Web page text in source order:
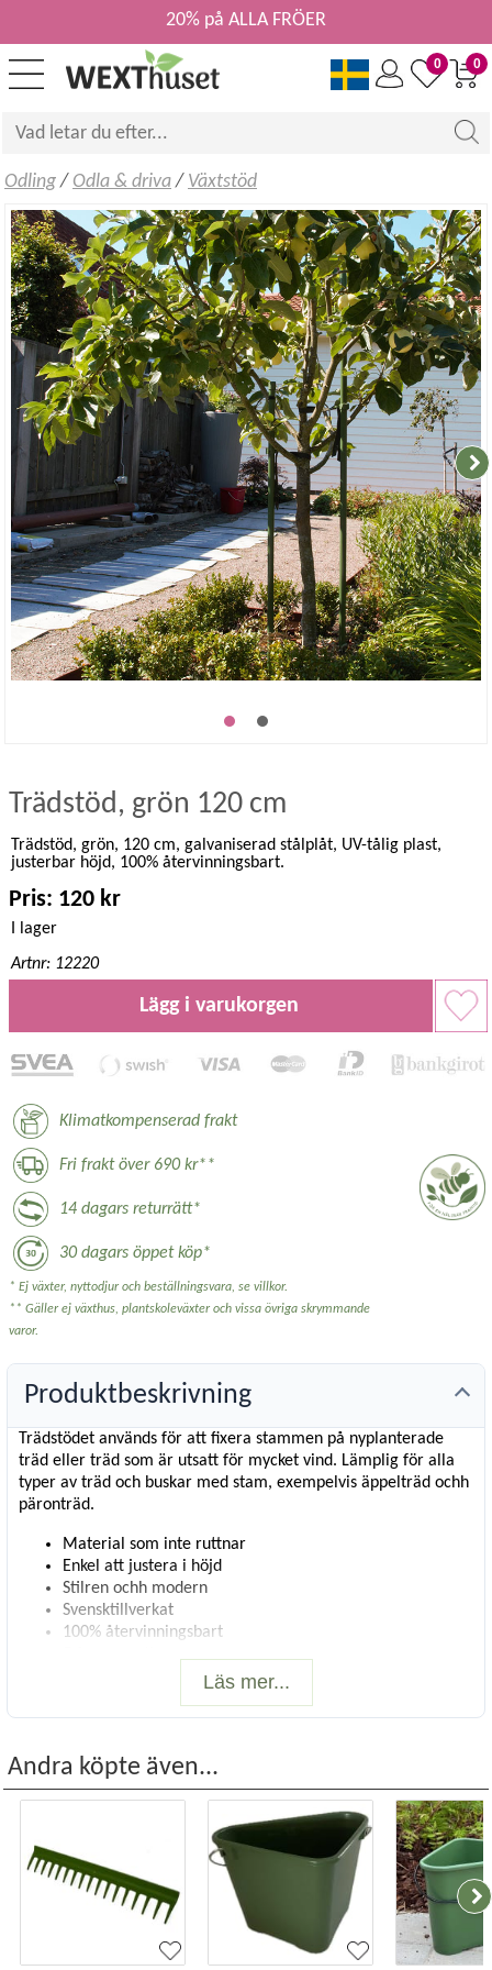
0
0
20% på ALLA FRÖER
Odling/ Odla & driva/ Växtstöd
Trädstöd, grön 120 cm
Trädstöd, grön, 120 cm, galvaniserad stålplåt, UV-tålig plast,
justerbar höjd, 100% återvinningsbart.
Pris: 120 kr
I lager
Artnr: 12220
Lägg i varukorgen
Klimatkompenserad frakt
Fri frakt över 690 kr**
14 dagars returrätt*
30 dagars öppet köp*
* Ej växter, nyttodjur och beställningsvara, se villkor.
** Gäller ej växthus, plantskoleväxter och vissa övriga skrymmande
varor.
Produktbeskrivning
Trädstödet används för att fixera stammen på nyplanterade
träd eller träd som är utsatt för mycket vind. Lämplig för alla
typer av träd och buskar med stam, exempelvis äppelträd ochh
päronträd.
Material som inte ruttnar
Enkel att justera i höjd
Stilren ochh modern
Svensktillverkat
100% återvinningsbart
Stolpen är tillverkad av galvaniserad stålplåt belagd med UV-
tålig plast. Kopplingen kan justeras i höjd utmed stolpen. Det 18
är lätt att justera efterhand som trädet växer.
Så här gör man
Stolparna placeras lätt lutande utåt på ett avstånd av 10-
15 cm från trädets stam. Om marken är hård kan en
gummiklubba användas för att slå ner stolparna i jorden.
Stödet bör förankras cirka 35 cm ner i marken.
Knäpp fast bandhållaren i valfri höjd på stolpen
Lägg bandet runt stammen och lägg samman bandet
Läs mer...
Andra köpte även...